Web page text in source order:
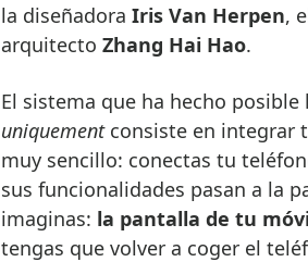
la diseñadora Iris Van Herpen,
arquitecto Zhang Hai Hao.
El sistema que ha hecho posible
uniquement consiste en integrar
muy sencillo: conectas tu
sus funcionalidades pasan a la
imaginas: la pantalla de tu
tengas que volver a coger el